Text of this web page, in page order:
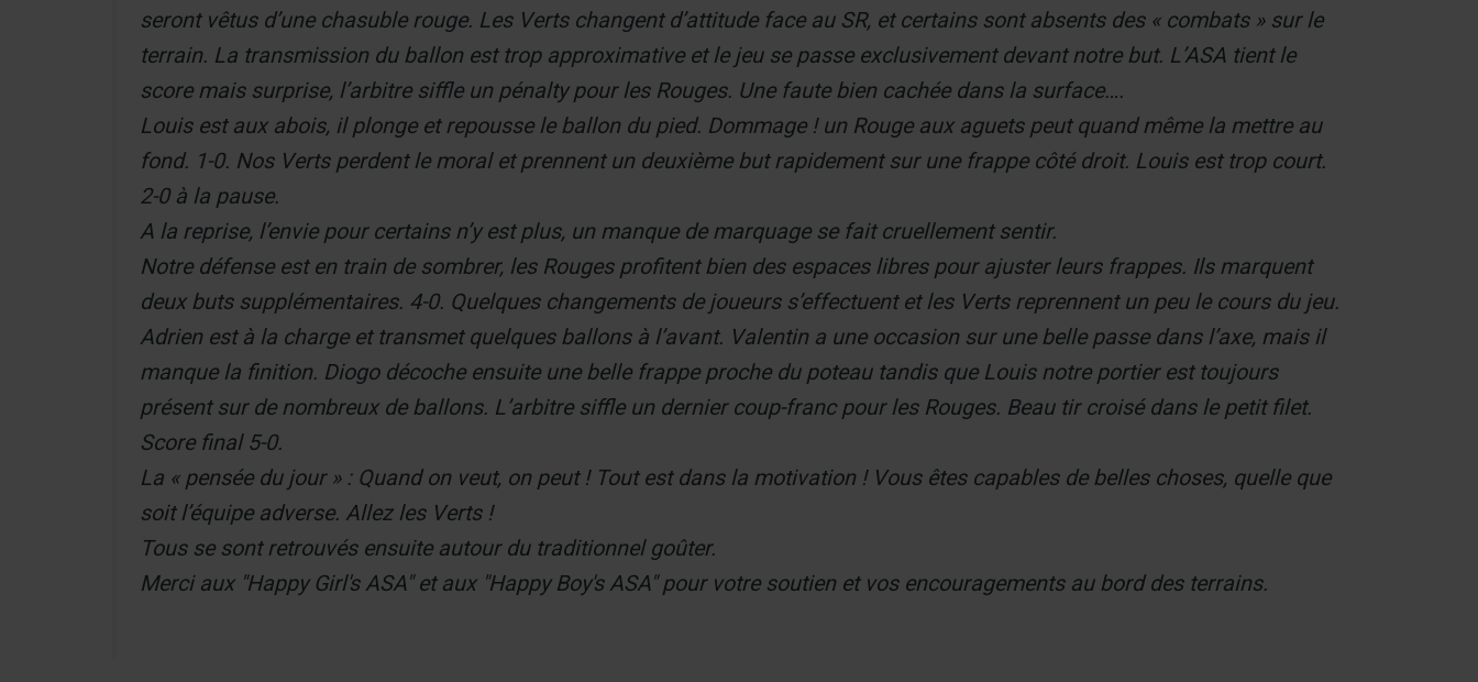
seront vêtus d’une chasuble rouge. Les Verts changent d’attitude face au SR, et certains sont absents des « combats » sur le
terrain. La transmission du ballon est trop approximative et le jeu se passe exclusivement devant notre but. L’ASA tient le
score mais surprise, l’arbitre siffle un pénalty pour les Rouges. Une faute bien cachée dans la surface….
Louis est aux abois, il plonge et repousse le ballon du pied. Dommage ! un Rouge aux aguets peut quand même la mettre au
fond. 1-0. Nos Verts perdent le moral et prennent un deuxième but rapidement sur une frappe côté droit. Louis est trop court.
2-0 à la pause.
A la reprise, l’envie pour certains n’y est plus, un manque de marquage se fait cruellement sentir.
Notre défense est en train de sombrer, les Rouges profitent bien des espaces libres pour ajuster leurs frappes. Ils marquent
deux buts supplémentaires. 4-0. Quelques changements de joueurs s’effectuent et les Verts reprennent un peu le cours du jeu.
Adrien est à la charge et transmet quelques ballons à l’avant. Valentin a une occasion sur une belle passe dans l’axe, mais il
manque la finition. Diogo décoche ensuite une belle frappe proche du poteau tandis que Louis notre portier est toujours
présent sur de nombreux de ballons. L’arbitre siffle un dernier coup-franc pour les Rouges. Beau tir croisé dans le petit filet.
Score final 5-0.
La « pensée du jour » : Quand on veut, on peut ! Tout est dans la motivation ! Vous êtes capables de belles choses, quelle que
soit l’équipe adverse. Allez les Verts !
Tous se sont retrouvés ensuite autour du traditionnel goûter.
Merci aux "Happy Girl's ASA" et aux "Happy Boy's ASA" pour votre soutien et vos encouragements au bord des terrains.